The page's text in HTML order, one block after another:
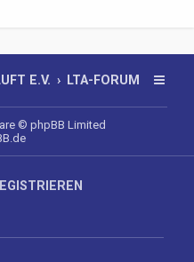
E.V. LTA-FORUM
© phpBB Limited